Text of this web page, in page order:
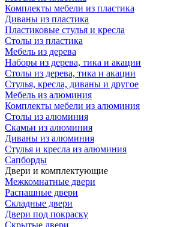
Комплекты мебели из пластика
Диваны из пластика
Пластиковые стулья и кресла
Столы из пластика
Мебель из дерева
Наборы из дерева, тика и акации
Столы из дерева, тика и акации
Стулья, кресла, диваны и другое
Мебель из алюминия
Комплекты мебели из алюминия
Столы из алюминия
Скамьи из алюминия
Диваны из алюминия
Стулья и кресла из алюминия
Сапборды
Двери и комплектующие
Межкомнатные двери
Распашные двери
Складные двери
Двери под покраску
Скрытые двери